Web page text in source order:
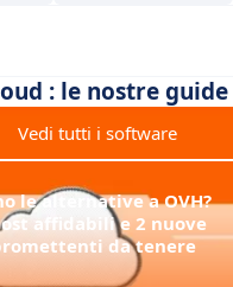
: le nostre
Vedi tutti i software
le alternative a OVH?
affidabili e 2 nuove
da tenere